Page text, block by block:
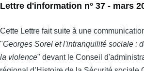
Lettre d'information n° 37 - mars
Cette Lettre fait suite à une
"Georges Sorel et l'intranquilité sociale :
la violence" devant le Conseil